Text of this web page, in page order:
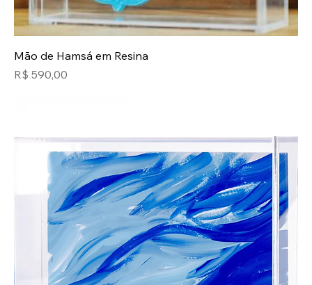
Mão de Hamsá em Resina
Preço
R$ 590,00